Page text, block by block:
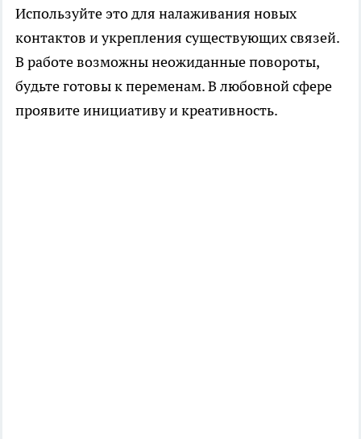
Используйте это для налаживания новых
контактов и укрепления существующих связей.
В работе возможны неожиданные повороты,
будьте готовы к переменам. В любовной сфере
проявите инициативу и креативность.